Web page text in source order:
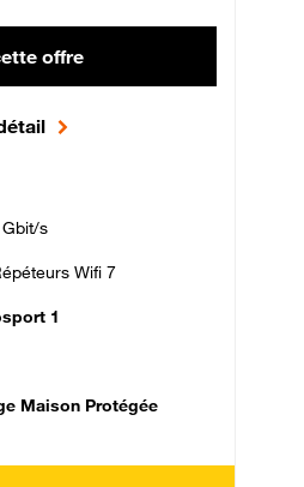
offre
s
Wifi 7
1
Maison Protégée